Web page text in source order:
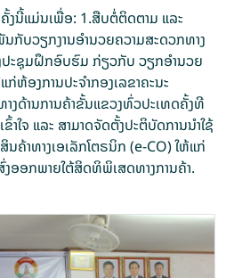
ນີ້ແມ່ນເພື່ອ: 1.ສືບຕໍ່ຕິດຕາມ ແລະ
ບວຽກງານອຳນວຍຄວາມສະດວກທາງ
ປະຊຸມຝຶກອົບຮົມ ກ່ຽວກັບ ວຽກອຳນວຍ
ຫ້ອງການປະຈຳກອງເລຂາຄະນະ
ງດ້ານການຄ້າຂັ້ນແຂວງທົ່ວປະເທດຄັ້ງທີ
າໃຈ ແລະ ສາມາດຈັດຕັ້ງປະຕິບັດການນໍາໃຊ້
ຄ້າທາງເອເລັກໂຕຣນິກ (e-CO) ໃຫ້ແກ່
ອອກພາຍໃຕ້ສິດທິພິເສດທາງການຄ້າ.